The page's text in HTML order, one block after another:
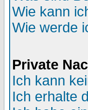
Wie kann
Wie werde
Private
Ich kann
Ich erhalte